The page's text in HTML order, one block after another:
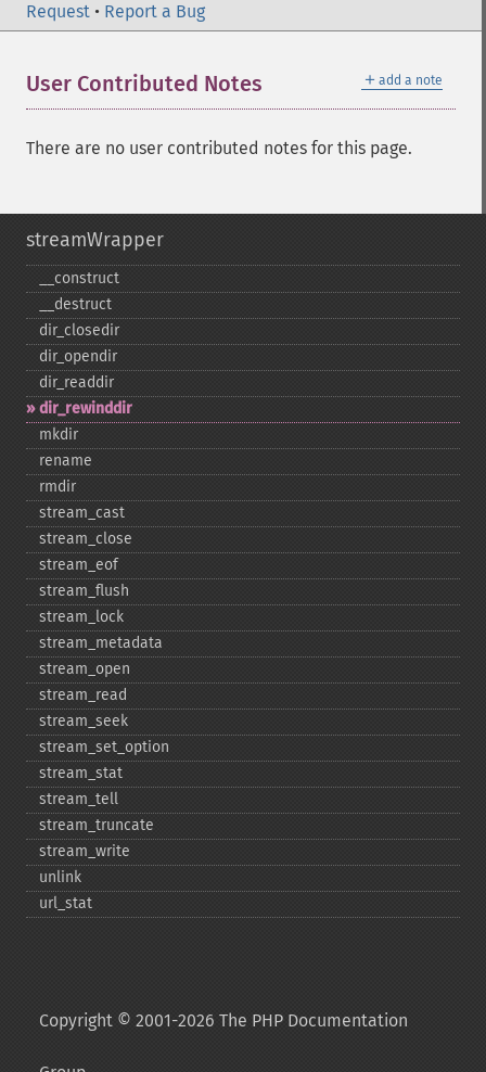
Request • Report a Bug
＋ add a note
User Contributed Notes
There are no user contributed notes for this page.
streamWrapper
_​_​construct
_​_​destruct
dir_​closedir
dir_​opendir
dir_​readdir
dir_​rewinddir
mkdir
rename
rmdir
stream_​cast
stream_​close
stream_​eof
stream_​flush
stream_​lock
stream_​metadata
stream_​open
stream_​read
stream_​seek
stream_​set_​option
stream_​stat
stream_​tell
stream_​truncate
stream_​write
unlink
url_​stat
Copyright © 2001-2026 The PHP Documentation